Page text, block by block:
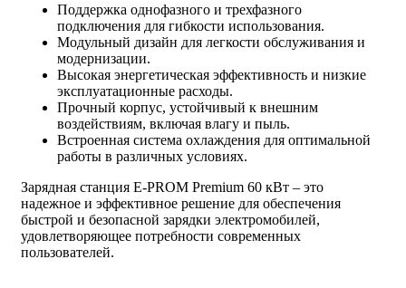
Поддержка однофазного и трехфазного
подключения для гибкости использования.
Модульный дизайн для легкости обслуживания и
модернизации.
Высокая энергетическая эффективность и низкие
эксплуатационные расходы.
Прочный корпус, устойчивый к внешним
воздействиям, включая влагу и пыль.
Встроенная система охлаждения для оптимальной
работы в различных условиях.
Зарядная станция E-PROM Premium 60 кВт – это
надежное и эффективное решение для обеспечения
быстрой и безопасной зарядки электромобилей,
удовлетворяющее потребности современных
пользователей.